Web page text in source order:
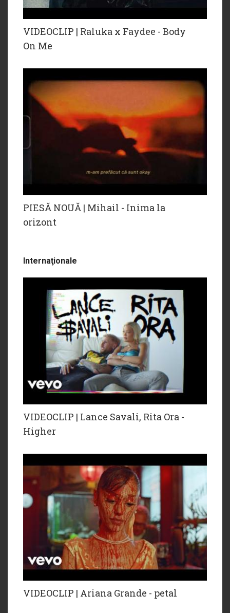
VIDEOCLIP | Raluka x Faydee - Body
On Me
PIESĂ NOUĂ | Mihail - Inima la
orizont
Internaţionale
VIDEOCLIP | Lance Savali, Rita Ora -
Higher
VIDEOCLIP | Ariana Grande - petal